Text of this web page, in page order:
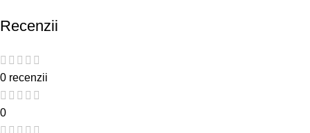
Recenzii
0 recenzii
0